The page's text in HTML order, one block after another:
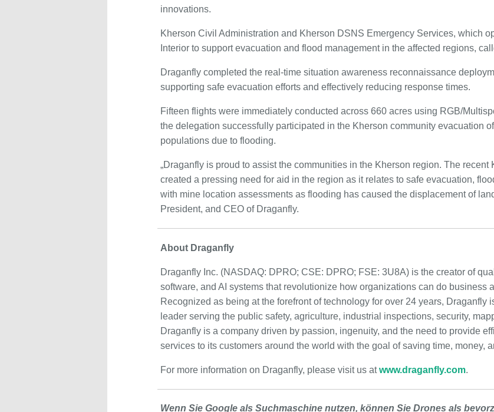
innovations.
Kherson Civil Administration and Kherson DSNS Emergency Services, which
Interior to support evacuation and flood management in the affected regions,
Draganfly completed the real-time situation awareness reconnaissance
supporting safe evacuation efforts and effectively reducing response times.
Fifteen flights were immediately conducted across 660 acres using RGB/
the delegation successfully participated in the Kherson community evacuation
populations due to flooding.
„Draganfly is proud to assist the communities in the Kherson region. The
created a pressing need for aid in the region as it relates to safe evacuation,
with mine location assessments as flooding has caused the displacement of
President, and CEO of Draganfly.
About Draganfly
Draganfly Inc. (NASDAQ: DPRO; CSE: DPRO; FSE: 3U8A) is the creator of
software, and AI systems that revolutionize how organizations can do business
Recognized as being at the forefront of technology for over 24 years, Draganfly
leader serving the public safety, agriculture, industrial inspections, security,
Draganfly is a company driven by passion, ingenuity, and the need to provide
services to its customers around the world with the goal of saving time, money,
For more information on Draganfly, please visit us atwww.draganfly.com.
Wenn Sie Google als Suchmaschine nutzen, können Sie Drones als